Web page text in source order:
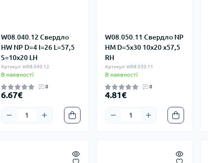
W08.040.12 Свердло
HW NP D=4 I=26 L=57,5
S=10x20 LH
Артикул: W08.040.12
В наявності
0
6.67€
W08.050.11 Свердло NP
HM D=5x30 10x20 x57,5
RH
Артикул: W08.050.11
В наявності
0
4.81€